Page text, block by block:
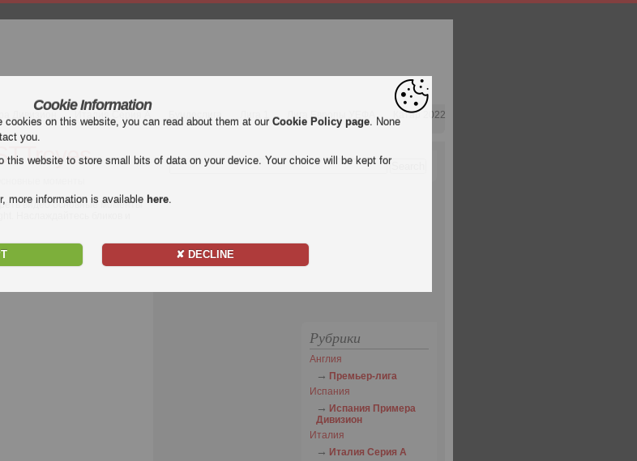
Дивизион Италия Серия А Бундеслига Лига 1 Лига Европы УЕФА Катар 2022
моменты
видео основные моменты
Наслаждайтесь бликов и
Рубрики
Англия
Премьер-лига
Испания
Испания Примера
Дивизион
Италия
Италия Серия А
Cookie Information
on this website, you can read about them at our Cookie Policy page. None
you.
this website to store small bits of data on your device. Your choice will be kept for
more information is available here.
✘ DECLINE